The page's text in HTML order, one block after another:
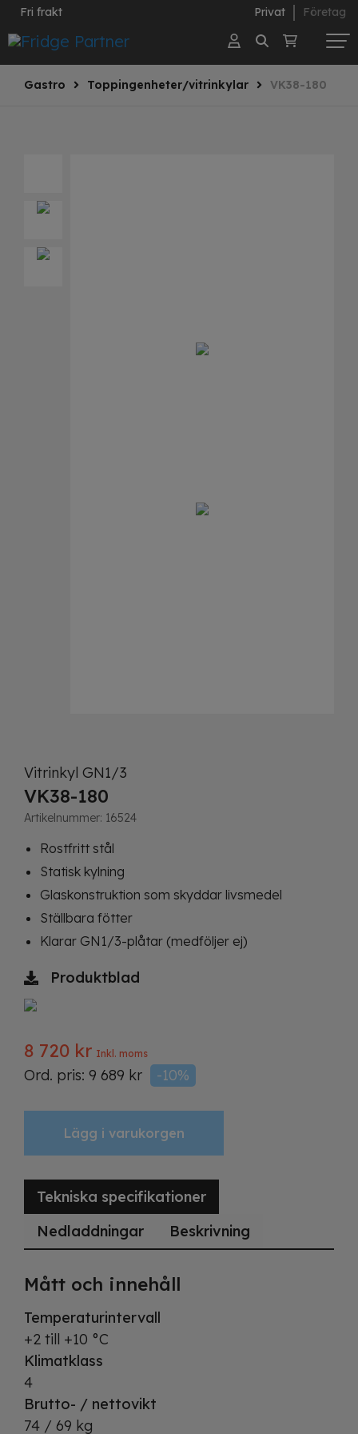
Fri frakt Privat Företag
Gastro Toppingenheter/vitrinkylar VK38-180
Vitrinkyl GN1/3
VK38-180
Artikelnummer: 16524
Rostfritt stål
Statisk kylning
Glaskonstruktion som skyddar livsmedel
Ställbara fötter
Klarar GN1/3-plåtar (medföljer ej)
Produktblad
8 720 kr Inkl. moms
Ord. pris: 9 689 kr -10%
Lägg i varukorgen
Tekniska specifikationer
Nedladdningar
Beskrivning
Mått och innehåll
Temperaturintervall
+2 till +10 °C
Klimatklass
4
Brutto- / nettovikt
74 / 69 kg